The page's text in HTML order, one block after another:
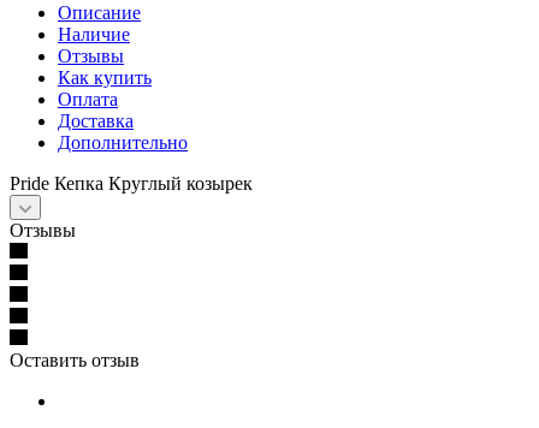
Описание
Наличие
Отзывы
Как купить
Оплата
Доставка
Дополнительно
Pride Кепка Круглый козырек
Отзывы
Оставить отзыв